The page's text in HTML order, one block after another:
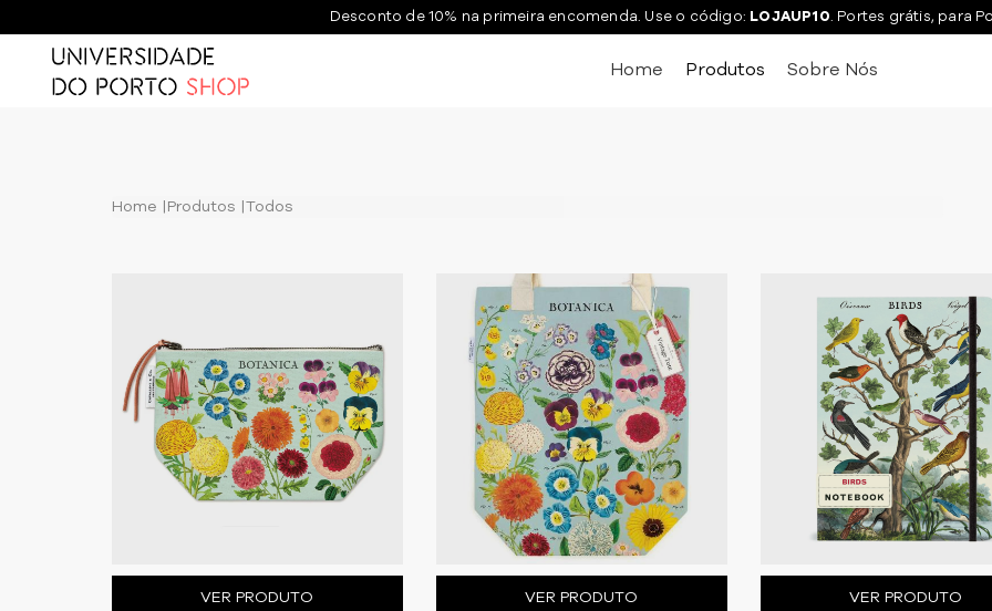
Desconto de 10% na primeira encomenda. Use o código: LOJAUP10 . Portes grátis, para
Home Produtos Sobre Nós
Home Produtos Todos
VER PRODUTO VER PRODUTO VER PRODUTO